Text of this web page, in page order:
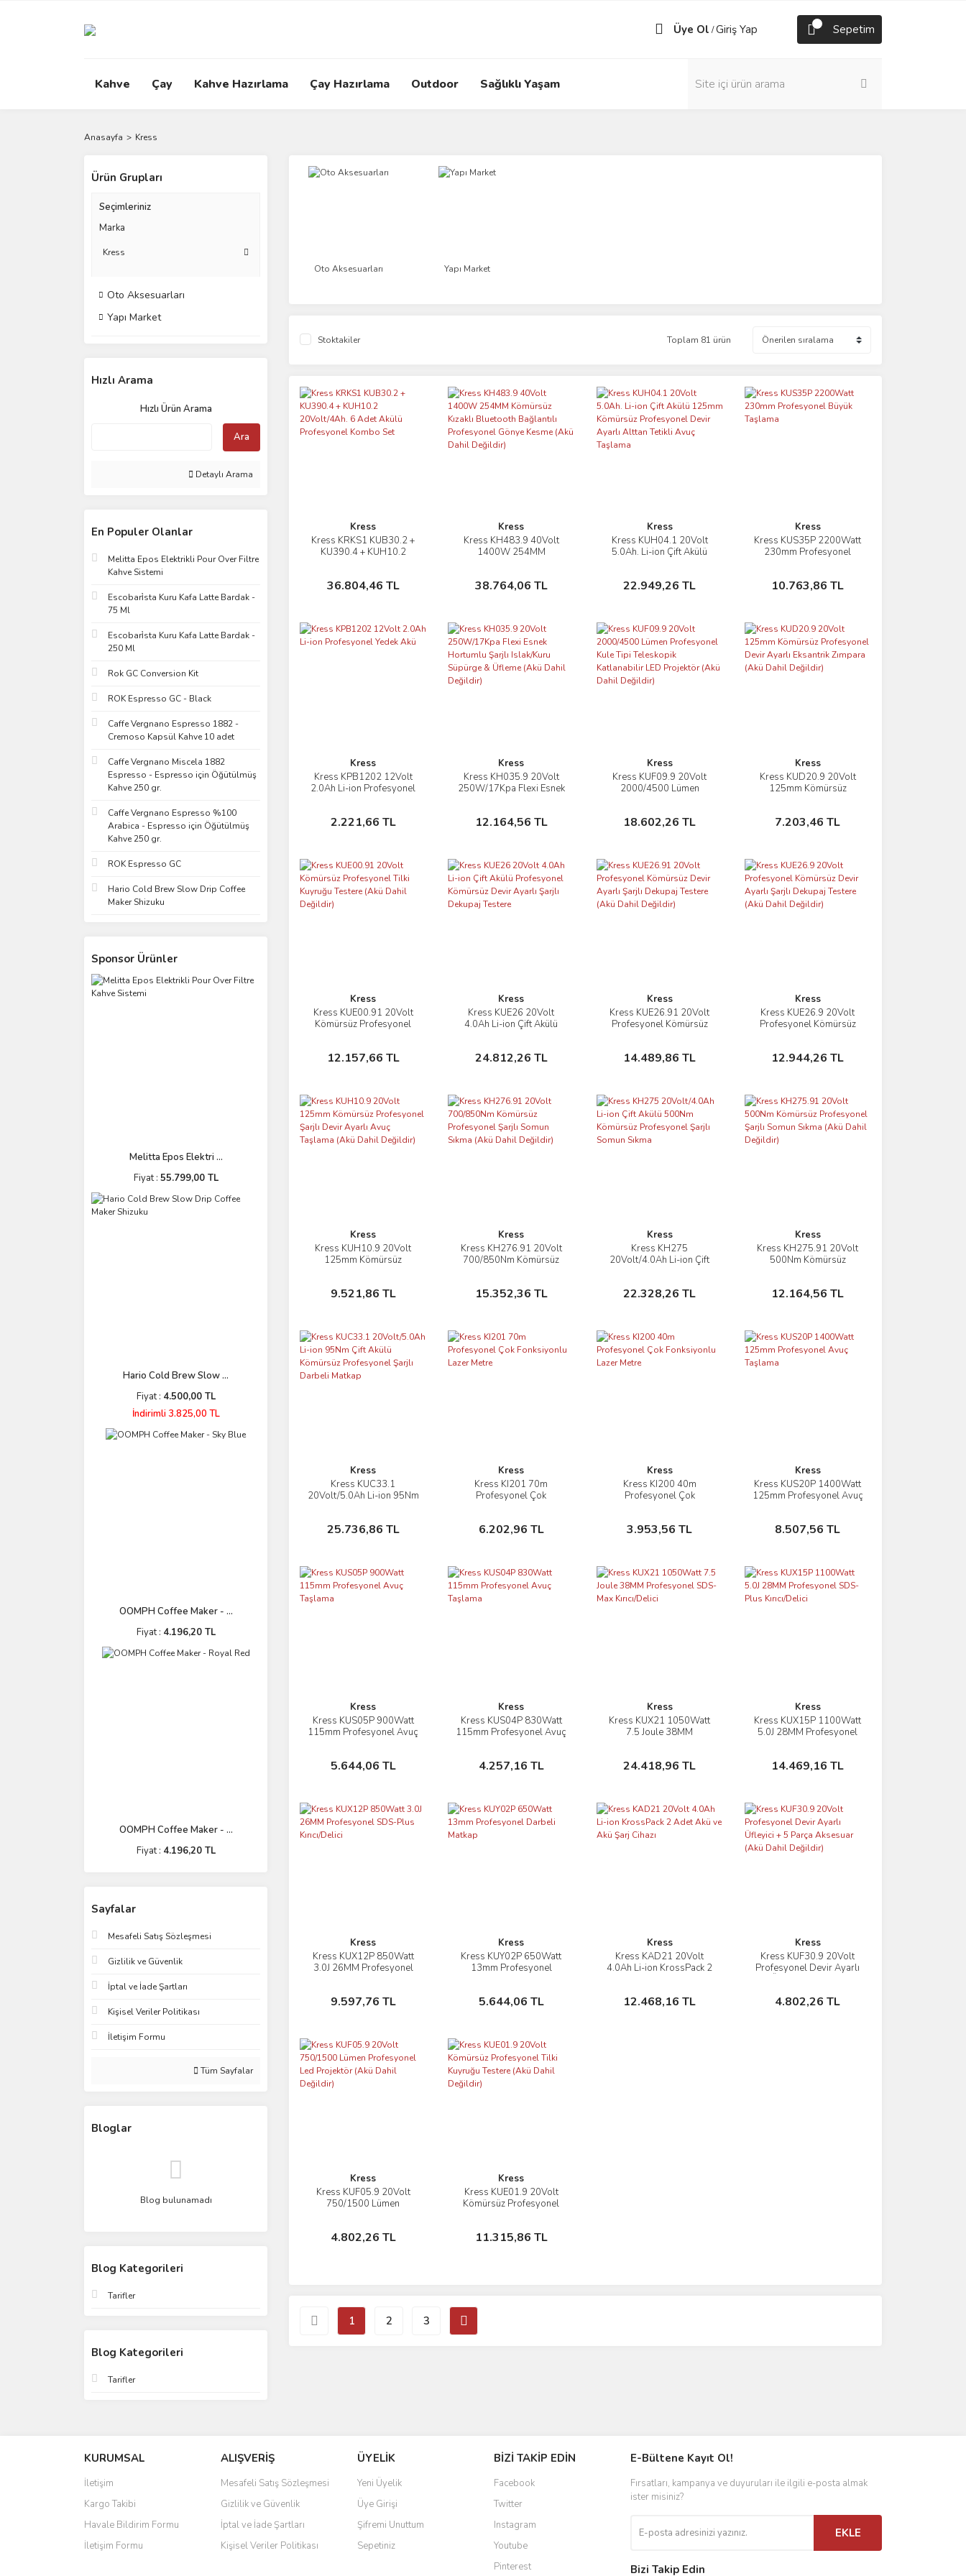
Üye Ol /Giriş Yap Sepetim
Kahve Çay Kahve Hazırlama Çay Hazırlama Outdoor Sağlıklı Yaşam
Anasayfa Kress
Ürün Grupları
Seçimleriniz
Marka
Kress
Oto Aksesuarları
Yapı Market
Hızlı Arama
Hızlı Ürün Arama
Ara
Detaylı Arama
En Populer Olanlar
Melitta Epos Elektrikli Pour Over Filtre
Kahve Sistemi
Escobari̇sta Kuru Kafa Latte Bardak -
75 Ml
Escobari̇sta Kuru Kafa Latte Bardak -
250 Ml
Rok GC Conversion Kit
ROK Espresso GC - Black
Caffe Vergnano Espresso 1882 -
Cremoso Kapsül Kahve 10 adet
Caffe Vergnano Miscela 1882
Espresso - Espresso için Öğütülmüş
Kahve 250 gr.
Caffe Vergnano Espresso %100
Arabica - Espresso için Öğütülmüş
Kahve 250 gr.
ROK Espresso GC
Hario Cold Brew Slow Drip Coffee
Maker Shizuku
Sponsor Ürünler
Melitta Epos Elektri ...
Fiyat : 55.799,00 TL
Hario Cold Brew Slow ...
Fiyat : 4.500,00 TL
İndirimli 3.825,00 TL
OOMPH Coffee Maker - ...
Fiyat : 4.196,20 TL
OOMPH Coffee Maker - ...
Fiyat : 4.196,20 TL
Sayfalar
Mesafeli Satış Sözleşmesi
Gizlilik ve Güvenlik
İptal ve İade Şartları
Kişisel Veriler Politikası
İletişim Formu
Tüm Sayfalar
Bloglar
Blog bulunamadı
Blog Kategorileri
Tarifler
Blog Kategorileri
Tarifler
Oto Aksesuarları Yapı Market
Stoktakiler Toplam 81 ürün
Kress
Kress KRKS1 KUB30.2 +
KU390.4 + KUH10.2
36.804,46 TL
İncele
Sepete Ekle
Kress
Kress KH483.9 40Volt
1400W 254MM
Profesyonel Gönye
38.764,06 TL
İncele
Sepete Ekle
Kress
Kress KUH04.1 20Volt
5.0Ah. Li-ion Çift Akülü
Alttan Tetikli Avuç Taşlama
22.949,26 TL
İncele
Sepete Ekle
Kress
Kress KUS35P 2200Watt
230mm Profesyonel
10.763,86 TL
İncele
Sepete Ekle
Kress
Kress KPB1202 12Volt
2.0Ah Li-ion Profesyonel
2.221,66 TL
İncele
Sepete Ekle
Kress
Kress KH035.9 20Volt
250W/17Kpa Flexi Esnek
Dahil Değildir)
12.164,56 TL
İncele
Sepete Ekle
Kress
Kress KUF09.9 20Volt
2000/4500 Lümen
LED Projektör (Akü Dahil
18.602,26 TL
İncele
Sepete Ekle
Kress
Kress KUD20.9 20Volt
125mm Kömürsüz
Dahil Değildir)
7.203,46 TL
İncele
Sepete Ekle
Kress
Kress KUE00.91 20Volt
Kömürsüz Profesyonel
12.157,66 TL
İncele
Sepete Ekle
Kress
Kress KUE26 20Volt
4.0Ah Li-ion Çift Akülü
Testere
24.812,26 TL
İncele
Sepete Ekle
Kress
Kress KUE26.91 20Volt
Profesyonel Kömürsüz
Değildir)
14.489,86 TL
İncele
Sepete Ekle
Kress
Kress KUE26.9 20Volt
Profesyonel Kömürsüz
Değildir)
12.944,26 TL
İncele
Sepete Ekle
Kress
Kress KUH10.9 20Volt
125mm Kömürsüz
Dahil Değildir)
9.521,86 TL
İncele
Sepete Ekle
Kress
Kress KH276.91 20Volt
700/850Nm Kömürsüz
15.352,36 TL
İncele
Sepete Ekle
Kress
Kress KH275
20Volt/4.0Ah Li-ion Çift
Sıkma
22.328,26 TL
İncele
Sepete Ekle
Kress
Kress KH275.91 20Volt
500Nm Kömürsüz
12.164,56 TL
İncele
Sepete Ekle
Kress
Kress KUC33.1
20Volt/5.0Ah Li-ion 95Nm
Matkap
25.736,86 TL
İncele
Sepete Ekle
Kress
Kress KI201 70m
Profesyonel Çok
6.202,96 TL
İncele
Sepete Ekle
Kress
Kress KI200 40m
Profesyonel Çok
3.953,56 TL
İncele
Sepete Ekle
Kress
Kress KUS20P 1400Watt
125mm Profesyonel Avuç
8.507,56 TL
İncele
Sepete Ekle
Kress
Kress KUS05P 900Watt
115mm Profesyonel Avuç
5.644,06 TL
İncele
Sepete Ekle
Kress
Kress KUS04P 830Watt
115mm Profesyonel Avuç
4.257,16 TL
İncele
Sepete Ekle
Kress
Kress KUX21 1050Watt
7.5 Joule 38MM
24.418,96 TL
İncele
Sepete Ekle
Kress
Kress KUX15P 1100Watt
5.0J 28MM Profesyonel
14.469,16 TL
İncele
Sepete Ekle
Kress
Kress KUX12P 850Watt
3.0J 26MM Profesyonel
9.597,76 TL
İncele
Sepete Ekle
Kress
Kress KUY02P 650Watt
13mm Profesyonel
5.644,06 TL
İncele
Sepete Ekle
Kress
Kress KAD21 20Volt
4.0Ah Li-ion KrossPack 2
12.468,16 TL
İncele
Sepete Ekle
Kress
Kress KUF30.9 20Volt
Profesyonel Devir Ayarlı
Değildir)
4.802,26 TL
İncele
Sepete Ekle
Kress
Kress KUF05.9 20Volt
750/1500 Lümen
4.802,26 TL
İncele
Sepete Ekle
Kress
Kress KUE01.9 20Volt
Kömürsüz Profesyonel
11.315,86 TL
İncele
Sepete Ekle
1 2 3
KURUMSAL
İletişim
Kargo Takibi
Havale Bildirim Formu
İletişim Formu
ALIŞVERİŞ
Mesafeli Satış Sözleşmesi
Gizlilik ve Güvenlik
İptal ve İade Şartları
Kişisel Veriler Politikası
ÜYELİK
Yeni Üyelik
Üye Girişi
Şifremi Unuttum
Sepetiniz
BİZİ TAKİP EDİN
Facebook
Twitter
Instagram
Youtube
Pinterest
E-Bültene Kayıt Ol!
Fırsatları, kampanya ve duyuruları ile ilgili e-posta almak
ister misiniz?
EKLE
Bizi Takip Edin